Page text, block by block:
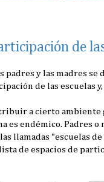
de
padres y las madres
de las escuelas
a cierto ambiente
es endémico. Padres o
las llamadas "escuelas
de espacios de